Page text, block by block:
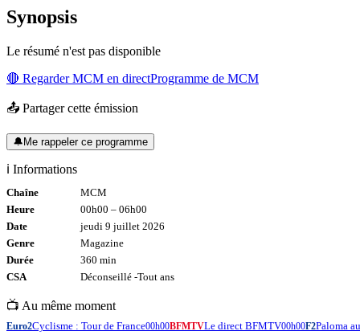
Synopsis
Le résumé n'est pas disponible
🔴 RegarderMCM en directProgramme de MCM
📤 Partager cette émission
🔔Me rappeler ce programme
ℹ️ Informations
Chaîne
MCM
Heure
00h00 – 06h00
Date
jeudi 9 juillet 2026
Genre
Magazine
Durée
360 min
CSA
Déconseillé -Tout ans
📺 Au même moment
Euro2Cyclisme : Tour de France00h00BFMTVLe direct BFMTV00h00F2Paloma